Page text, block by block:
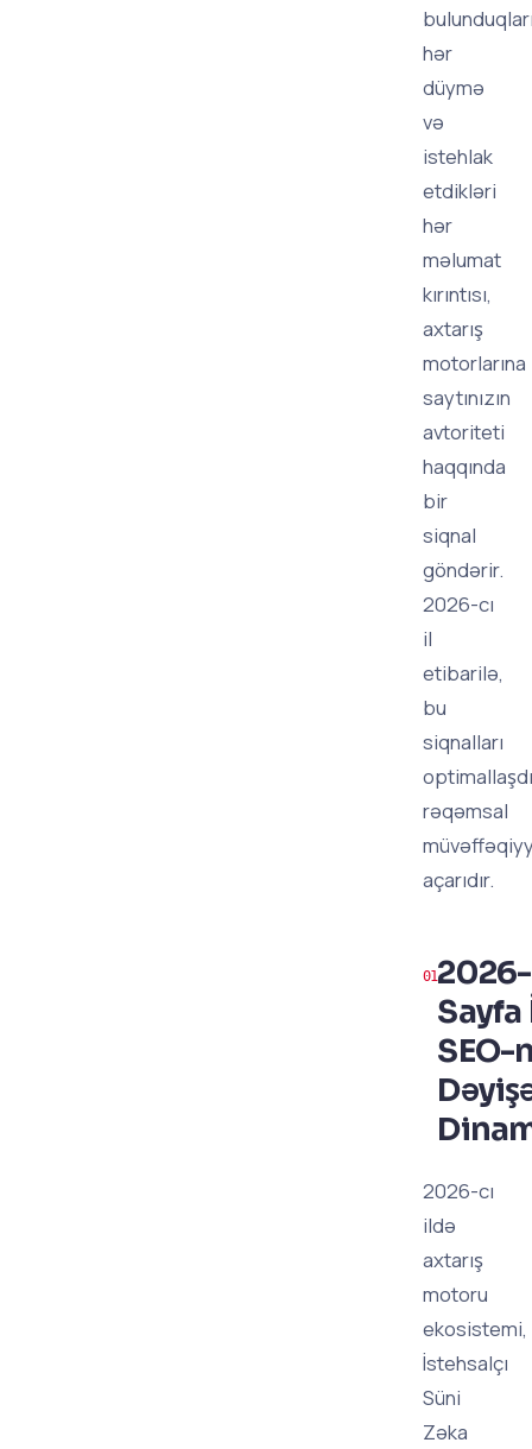
hər
düymə
və
istehlak
etdikləri
hər
məlumat
kırıntısı,
axtarış
motorlarına
saytınızın
avtoriteti
haqqında
bir
siqnal
göndərir.
2026-cı
il
etibarilə,
bu
siqnalları
rəqəmsal
açarıdır.
Sayfa
SEO-
2026-cı
ildə
axtarış
motoru
ekosistemi,
İstehsalçı
Süni
Zəka